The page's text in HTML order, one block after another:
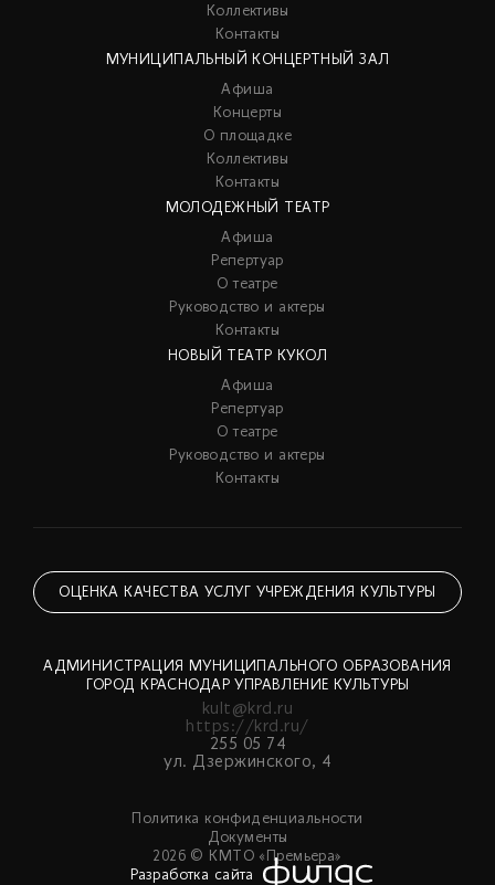
Коллективы
Контакты
МУНИЦИПАЛЬНЫЙ КОНЦЕРТНЫЙ ЗАЛ
Афиша
Концерты
О площадке
Коллективы
Контакты
МОЛОДЕЖНЫЙ ТЕАТР
Афиша
Репертуар
О театре
Руководство и актеры
Контакты
НОВЫЙ ТЕАТР КУКОЛ
Афиша
Репертуар
О театре
Руководство и актеры
Контакты
ОЦЕНКА КАЧЕСТВА УСЛУГ УЧРЕЖДЕНИЯ КУЛЬТУРЫ
АДМИНИСТРАЦИЯ МУНИЦИПАЛЬНОГО ОБРАЗОВАНИЯ
ГОРОД КРАСНОДАР УПРАВЛЕНИЕ КУЛЬТУРЫ
kult@krd.ru
https://krd.ru/
255 05 74
ул. Дзержинского, 4
Политика конфиденциальности
Документы
2026 © КМТО «Премьера»
Разработка сайта